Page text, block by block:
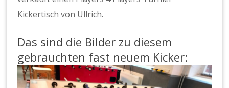
Kickertisch von Ullrich.
Das sind die Bilder zu diesem
gebrauchten fast neuem Kicker: